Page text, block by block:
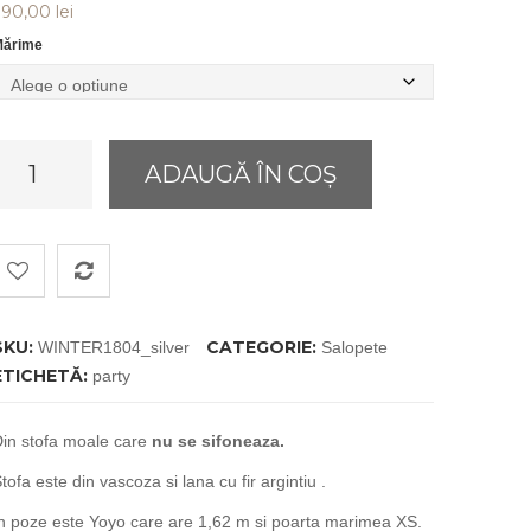
lei
Jumpsuit
silver
ADAUGĂ ÎN COȘ
WINTER1804_silver CATEGORIE: Salopete
party
stofa moale care nu se sifoneaza.
este din vascoza si lana cu fir argintiu .
poze este Yoyo care are 1,62 m si poarta marimea XS.